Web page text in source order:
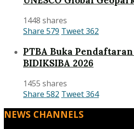
1448 shares
Share 579 Tweet362
PTBA Buka
BIDIKSIBA 2026
1455 shares
Share 582 Tweet364
NEWS CHANNELS